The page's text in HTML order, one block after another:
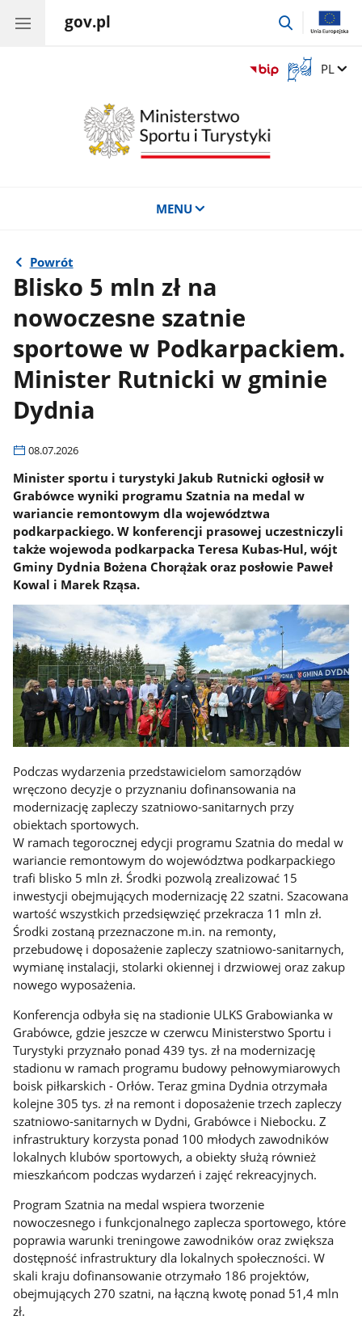
gov.pl
przejdź
Otwórz
okno
Zmień
PL
MENU
Powrót
Blisko 5 mln zł na
nowoczesne szatnie
sportowe w Podkarpackiem.
Minister Rutnicki w gminie
Dydnia
08.07.2026
Minister sportu i turystyki Jakub Rutnicki ogłosił w
Grabówce wyniki programu Szatnia na medal w
wariancie remontowym dla województwa
podkarpackiego. W konferencji prasowej uczestniczyli
także wojewoda podkarpacka Teresa Kubas-Hul, wójt
Gminy Dydnia Bożena Chorążak oraz posłowie Paweł
Kowal i Marek Rząsa.
Podczas wydarzenia przedstawicielom samorządów
wręczono decyzje o przyznaniu dofinansowania na
modernizację zapleczy szatniowo-sanitarnych przy
obiektach sportowych.
W ramach tegorocznej edycji programu Szatnia do medal w
wariancie remontowym do województwa podkarpackiego
trafi blisko 5 mln zł. Środki pozwolą zrealizować 15
inwestycji obejmujących modernizację 22 szatni. Szacowana
wartość wszystkich przedsięwzięć przekracza 11 mln zł.
Środki zostaną przeznaczone m.in. na remonty,
przebudowę i doposażenie zapleczy szatniowo-sanitarnych,
wymianę instalacji, stolarki okiennej i drzwiowej oraz zakup
nowego wyposażenia.
Konferencja odbyła się na stadionie ULKS Grabowianka w
Grabówce, gdzie jeszcze w czerwcu Ministerstwo Sportu i
Turystyki przyznało ponad 439 tys. zł na modernizację
stadionu w ramach programu budowy pełnowymiarowych
boisk piłkarskich - Orłów. Teraz gmina Dydnia otrzymała
kolejne 305 tys. zł na remont i doposażenie trzech zapleczy
szatniowo-sanitarnych w Dydni, Grabówce i Niebocku. Z
infrastruktury korzysta ponad 100 młodych zawodników
lokalnych klubów sportowych, a obiekty służą również
mieszkańcom podczas wydarzeń i zajęć rekreacyjnych.
Program Szatnia na medal wspiera tworzenie
nowoczesnego i funkcjonalnego zaplecza sportowego, które
poprawia warunki treningowe zawodników oraz zwiększa
dostępność infrastruktury dla lokalnych społeczności. W
skali kraju dofinansowanie otrzymało 186 projektów,
obejmujących 270 szatni, na łączną kwotę ponad 51,4 mln
zł.